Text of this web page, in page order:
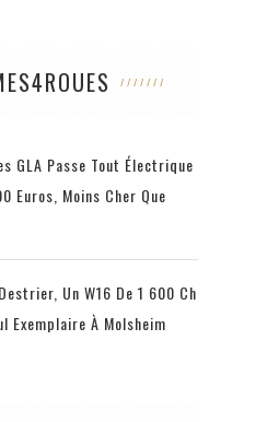
GLA Passe Tout Électrique
Euros, Moins Cher Que
Un W16 De 1 600 Ch
Exemplaire À Molsheim